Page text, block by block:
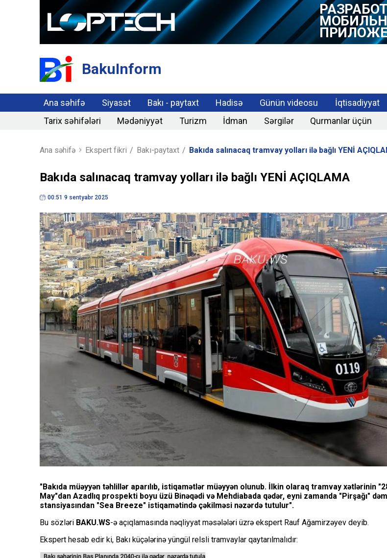
BakuInform
Ana səhifə Siyasət Bakı - paytaxt Hadisə Günün videosu İqtisadiyyat
Tarix səhifələri
Mədəniyyət Turizm İdman Sərgilər Qurmanlar üçün
Ana səhifə Ekspert fikri / Bakı-paytaxt / Bakıda salınacaq tramvay yolları ilə bağlı YENİ
Bakıda salınacaq tramvay yolları ilə bağlı YENİ AÇIQLAMA
00:51 9 sentyabr 2025
"Bakıda müəyyən təhlillər aparılıb, istiqamətlər müəyyən olunub. İlkin olaraq tramvay xətlərinin
May"dan Azadlıq prospekti boyu üzü Binəqədi və Mehdiabada qədər, eyni zamanda "Pirşağı"
stansiyasından "Sea Breeze" istiqamətində çəkilməsi nəzərdə tutulur".
Bu sözləriBAKU.WS-ə açıqlamasında nəqliyyat məsələləri üzrə ekspert Rauf Ağamirzəyev deyib.
Ekspert hesab edir ki, Bakı küçələrinə yüngül relsli tramvaylar qaytarılmalıdır: